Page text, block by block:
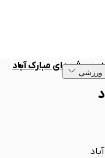
ورزشی
شهدای مبارک آباد